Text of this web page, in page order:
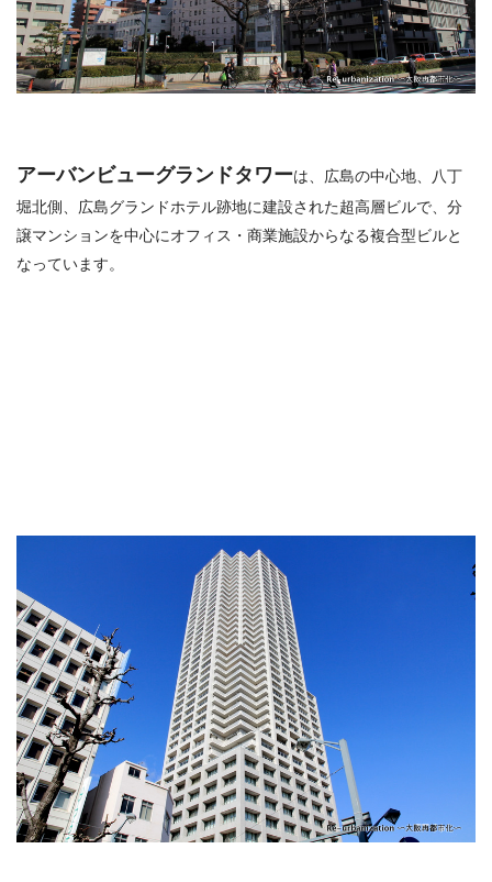
アーバンビューグランドタワーは、広島の中心地、八丁
堀北側、広島グランドホテル跡地に建設された超高層ビルで、分
譲マンションを中心にオフィス・商業施設からなる複合型ビルと
なっています。